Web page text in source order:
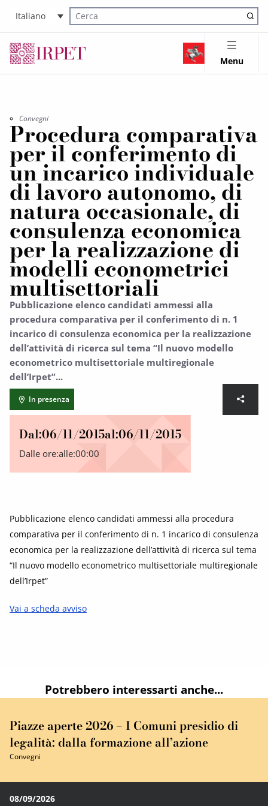
Italiano
Cerca nel sito
Menu
Convegni
Procedura comparativa
per il conferimento di
un incarico individuale
di lavoro autonomo, di
natura occasionale, di
consulenza economica
per la realizzazione di
modelli econometrici
multisettoriali
Pubblicazione elenco candidati ammessi alla
procedura comparativa per il conferimento di n. 1
incarico di consulenza economica per la realizzazione
dell’attività di ricerca sul tema “Il nuovo modello
econometrico multisettoriale multiregionale
dell’Irpet”...
In presenza
Dal:06/11/2015al:06/11/2015
Dalle ore:alle:00:00
Pubblicazione elenco candidati ammessi alla procedura
comparativa per il conferimento di n. 1 incarico di consulenza
economica per la realizzazione dell’attività di ricerca sul tema
“Il nuovo modello econometrico multisettoriale multiregionale
dell’Irpet”
Vai a scheda avviso
Potrebbero interessarti anche...
Piazze aperte 2026 – I Comuni presidio di
legalità: dalla formazione all’azione
Convegni
08/09/2026